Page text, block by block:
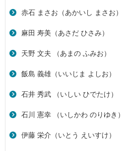
赤石 まさお（あかいし まさお）
麻田 寿美（あさだ ひさみ）
天野 文夫 （あまの ふみお）
飯島 義雄（いいじま よしお）
石井 秀武 （いしい ひでたけ）
石川 憲幸 （いしかわ のりゆき）
伊藤 栄介（いとう えいすけ）